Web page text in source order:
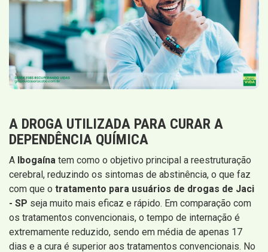
A DROGA UTILIZADA PARA CURAR A
DEPENDÊNCIA QUÍMICA
A Ibogaína tem como o objetivo principal a reestruturação
cerebral, reduzindo os sintomas de abstinência, o que faz
com que o tratamento para usuários de drogas de Jaci
- SP seja muito mais eficaz e rápido. Em comparação com
os tratamentos convencionais, o tempo de internação é
extremamente reduzido, sendo em média de apenas 17
dias e a cura é superior aos tratamentos convencionais. No